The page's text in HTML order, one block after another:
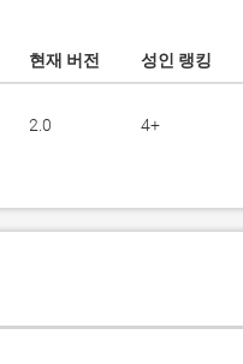
현재 버전 성인 랭킹
2.0 4+